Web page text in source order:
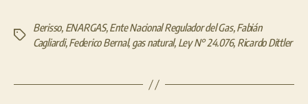
Etiquetas
Berisso, ENARGAS,Ente Nacional Regulador del Gas,Fabián
Cagliardi,Federico Bernal,gas natural, Ley N° 24.076, Ricardo Dittler